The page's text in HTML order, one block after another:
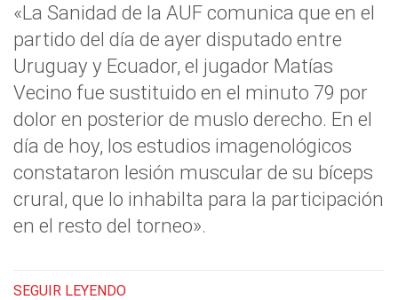
«La Sanidad de la AUF comunica que en el
partido del día de ayer disputado entre
Uruguay y Ecuador, el jugador Matías
Vecino fue sustituido en el minuto 79 por
dolor en posterior de muslo derecho. En el
día de hoy, los estudios imagenológicos
constataron lesión muscular de su bíceps
crural, que lo inhabilta para la participación
en el resto del torneo».
SEGUIR LEYENDO